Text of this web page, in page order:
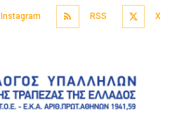
Instagram RSS X